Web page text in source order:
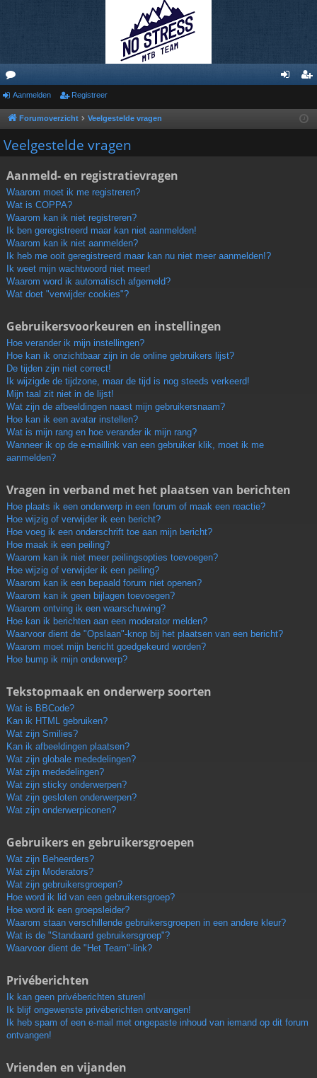
or
u
m
ist
Aanmelden Registreer
Forumoverzicht Veelgestelde vragen
Veelgestelde vragen
Aanmeld- en registratievragen
Waarom moet ik me registreren?
Wat is COPPA?
Waarom kan ik niet registreren?
Ik ben geregistreerd maar kan niet aanmelden!
Waarom kan ik niet aanmelden?
Ik heb me ooit geregistreerd maar kan nu niet meer aanmelden!?
Ik weet mijn wachtwoord niet meer!
Waarom word ik automatisch afgemeld?
Wat doet "verwijder cookies"?
Gebruikersvoorkeuren en instellingen
Hoe verander ik mijn instellingen?
Hoe kan ik onzichtbaar zijn in de online gebruikers lijst?
De tijden zijn niet correct!
Ik wijzigde de tijdzone, maar de tijd is nog steeds verkeerd!
Mijn taal zit niet in de lijst!
Wat zijn de afbeeldingen naast mijn gebruikersnaam?
Hoe kan ik een avatar instellen?
Wat is mijn rang en hoe verander ik mijn rang?
Wanneer ik op de e-maillink van een gebruiker klik, moet ik me
aanmelden?
Vragen in verband met het plaatsen van berichten
Hoe plaats ik een onderwerp in een forum of maak een reactie?
Hoe wijzig of verwijder ik een bericht?
Hoe voeg ik een onderschrift toe aan mijn bericht?
Hoe maak ik een peiling?
Waarom kan ik niet meer peilingsopties toevoegen?
Hoe wijzig of verwijder ik een peiling?
Waarom kan ik een bepaald forum niet openen?
Waarom kan ik geen bijlagen toevoegen?
Waarom ontving ik een waarschuwing?
Hoe kan ik berichten aan een moderator melden?
Waarvoor dient de "Opslaan"-knop bij het plaatsen van een bericht?
Waarom moet mijn bericht goedgekeurd worden?
Hoe bump ik mijn onderwerp?
Tekstopmaak en onderwerp soorten
Wat is BBCode?
Kan ik HTML gebruiken?
Wat zijn Smilies?
Kan ik afbeeldingen plaatsen?
Wat zijn globale mededelingen?
Wat zijn mededelingen?
Wat zijn sticky onderwerpen?
Wat zijn gesloten onderwerpen?
Wat zijn onderwerpiconen?
Gebruikers en gebruikersgroepen
Wat zijn Beheerders?
Wat zijn Moderators?
Wat zijn gebruikersgroepen?
Hoe word ik lid van een gebruikersgroep?
Hoe word ik een groepsleider?
Waarom staan verschillende gebruikersgroepen in een andere kleur?
Wat is de "Standaard gebruikersgroep"?
Waarvoor dient de "Het Team"-link?
Privéberichten
Ik kan geen privéberichten sturen!
Ik blijf ongewenste privéberichten ontvangen!
Ik heb spam of een e-mail met ongepaste inhoud van iemand op dit forum
ontvangen!
Vrienden en vijanden